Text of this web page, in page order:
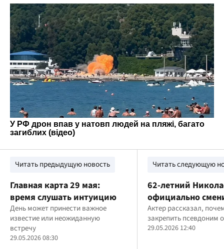
Читать предыдущую новость
Главная карта 29 мая:
время слушать интуицию
День может принести важное
известие или неожиданную
встречу
29.05.2026 08:30
Читать следующую
62-летний
официально
актер объяснил
неожиданное
Актер рассказал,
закрепить псевдоним
29.05.2026 12:40